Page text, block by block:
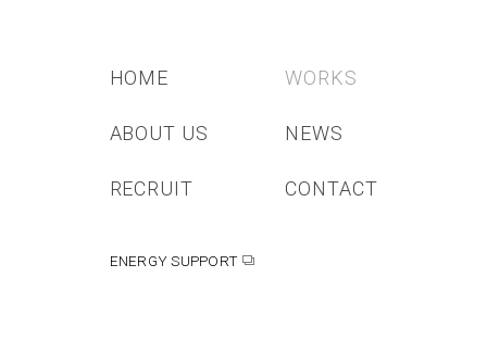
HOME WORKS
ABOUT US NEWS
RECRUIT CONTACT
ENERGY SUPPORT